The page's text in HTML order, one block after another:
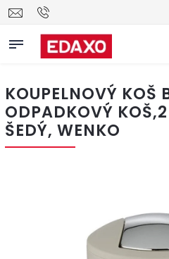
KOUPELNOVÝ KOŠ
ODPADKOVÝ
ŠEDÝ, WENKO